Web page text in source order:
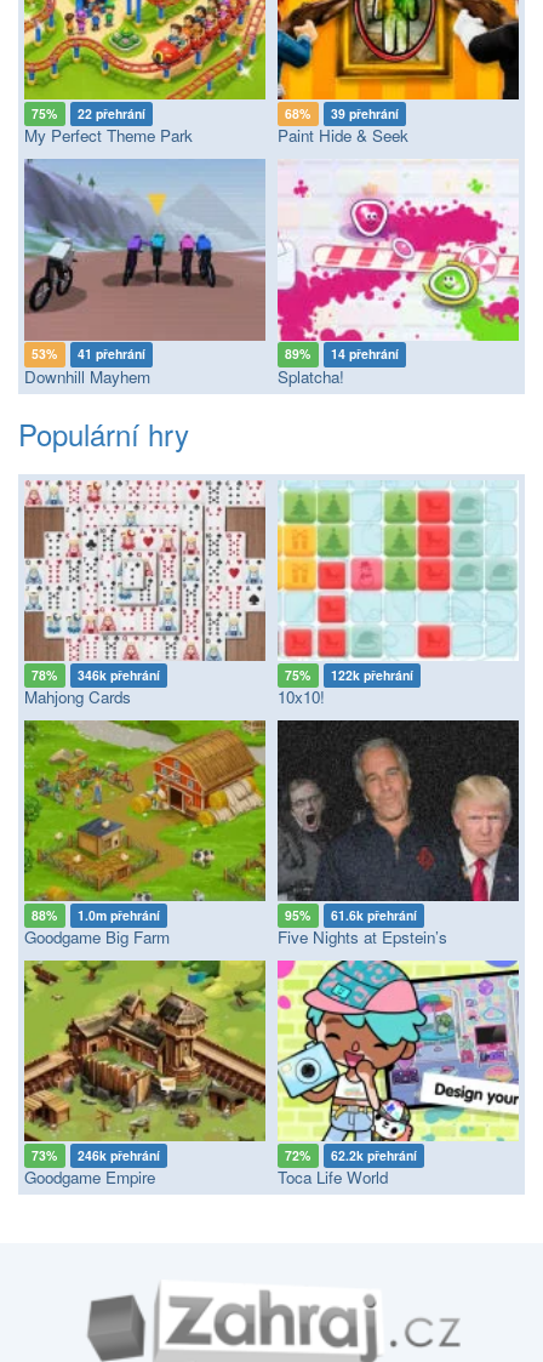
75% 22 přehrání
My Perfect Theme Park
68% 39 přehrání
Paint Hide & Seek
53% 41 přehrání
Downhill Mayhem
89% 14 přehrání
Splatcha!
Populární hry
78% 346k přehrání
Mahjong Cards
75% 122k přehrání
10x10!
88% 1.0m přehrání
Goodgame Big Farm
95% 61.6k přehrání
Five Nights at Epstein’s
73% 246k přehrání
Goodgame Empire
72% 62.2k přehrání
Toca Life World